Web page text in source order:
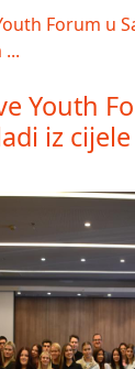
Youth
iz